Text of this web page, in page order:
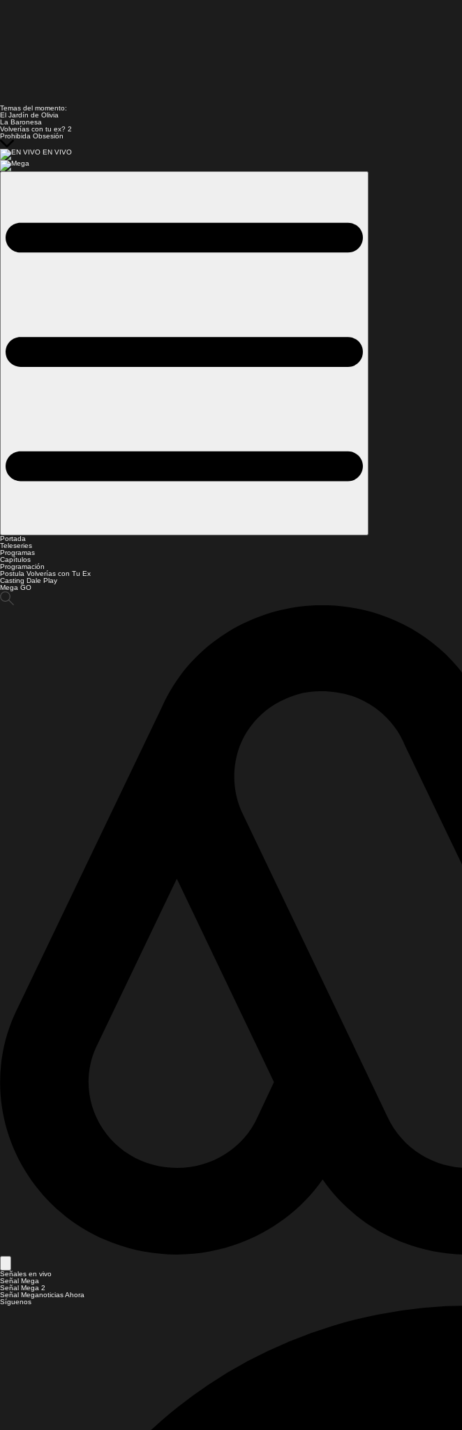
Temas del momento:
El Jardín de Olivia
La Baronesa
Volverías con tu ex? 2
Prohibida Obsesión
EN VIVO
Portada
Teleseries
Programas
Capítulos
Programación
Postula Volverías con Tu Ex
Casting Dale Play
Mega GO
Señales en vivo
Señal Mega
Señal Mega 2
Señal Meganoticias Ahora
Síguenos